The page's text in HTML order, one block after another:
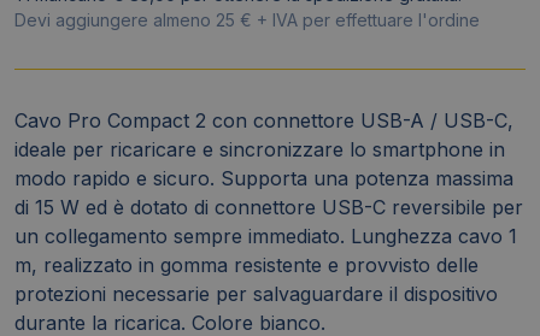
15W
m
bianco
PC2USBUSBCWH
quantità
Devi aggiungere almeno 25 € + IVA per effettuare l'ordine
Cavo Pro Compact 2 con connettore USB-A / USB-C,
ideale per ricaricare e sincronizzare lo smartphone in
modo rapido e sicuro. Supporta una potenza massima
di 15 W ed è dotato di connettore USB-C reversibile per
un collegamento sempre immediato. Lunghezza cavo 1
m, realizzato in gomma resistente e provvisto delle
protezioni necessarie per salvaguardare il dispositivo
durante la ricarica. Colore bianco.